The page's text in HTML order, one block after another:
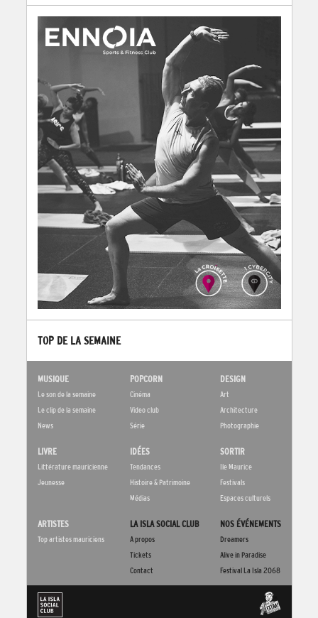
TOP DE LA SEMAINE
MUSIQUE
Le son de la semaine
Le clip de la semaine
News
POPCORN
Cinéma
Video club
Série
DESIGN
Art
Architecture
Photographie
LIVRE
Littérature mauricienne
Jeunesse
IDÉES
Tendances
Histoire & Patrimoine
Médias
SORTIR
Ile Maurice
Festivals
Espaces culturels
ARTISTES
Top artistes mauriciens
LA ISLA SOCIAL CLUB
A propos
Tickets
Contact
NOS ÉVÉNEMENTS
Dreamers
Alive in Paradise
Festival La Isla 2068